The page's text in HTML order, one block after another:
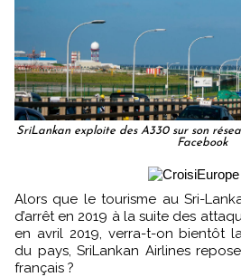
SriLankan exploite des A330 sur son
Facebook
Alors que le tourisme au Sri-Lanka avait connu un coup
d’arrêt en 2019 à la suite des
en avril 2019, verra-t-on bientôt
du pays, SriLankan Airlines
français ?